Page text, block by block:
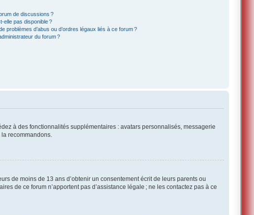
de discussions ?
elle pas disponible ?
problèmes d’abus ou d’ordres légaux liés à ce forum ?
du forum ?
à des fonctionnalités supplémentaires : avatars personnalisés, messagerie
la recommandons.
de moins de 13 ans d’obtenir un consentement écrit de leurs parents ou
de ce forum n’apportent pas d’assistance légale ; ne les contactez pas à ce